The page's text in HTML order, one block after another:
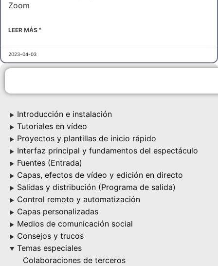
▶ Introducción e instalación
▶ Tutoriales en vídeo
▶ Proyectos y plantillas de inicio rápido
▶ Interfaz principal y fundamentos del espectáculo
▶ Fuentes (Entrada)
▶ Capas, efectos de vídeo y edición en directo
▶ Salidas y distribución (Programa de salida)
▶ Control remoto y automatización
▶ Capas personalizadas
▶ Medios de comunicación social
▶ Consejos y trucos
▶
Temas especiales
Colaboraciones de terceros
Zoom
LEER MÁS "
2023-04-03